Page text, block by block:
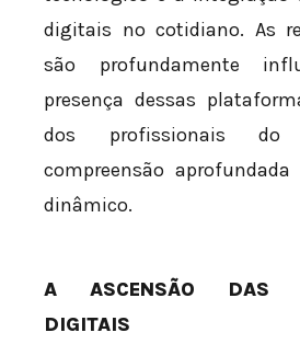
digitais no cotidiano. As
são profundamente
presença dessas
dos profissionais
compreensão
dinâmico.
A ASCENSÃO DAS
DIGITAIS